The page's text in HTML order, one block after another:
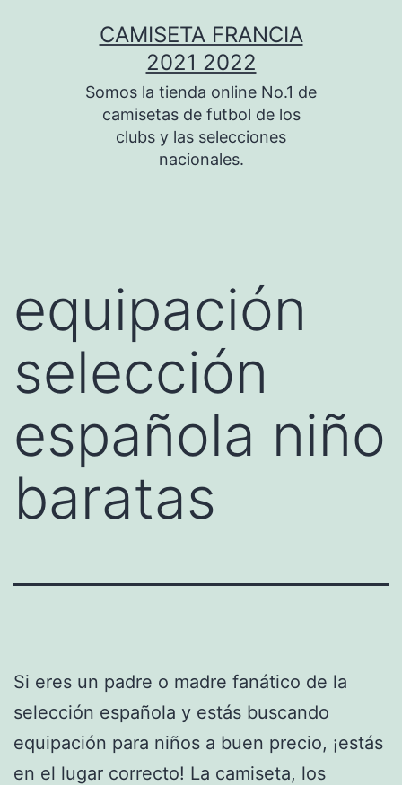
CAMISETA FRANCIA
2021 2022
Somos la tienda online No.1 de
camisetas de futbol de los
clubs y las selecciones
nacionales.
equipación
selección
española niño
baratas
Si eres un padre o madre fanático de la
selección española y estás buscando
equipación para niños a buen precio, ¡estás
en el lugar correcto! La camiseta, los